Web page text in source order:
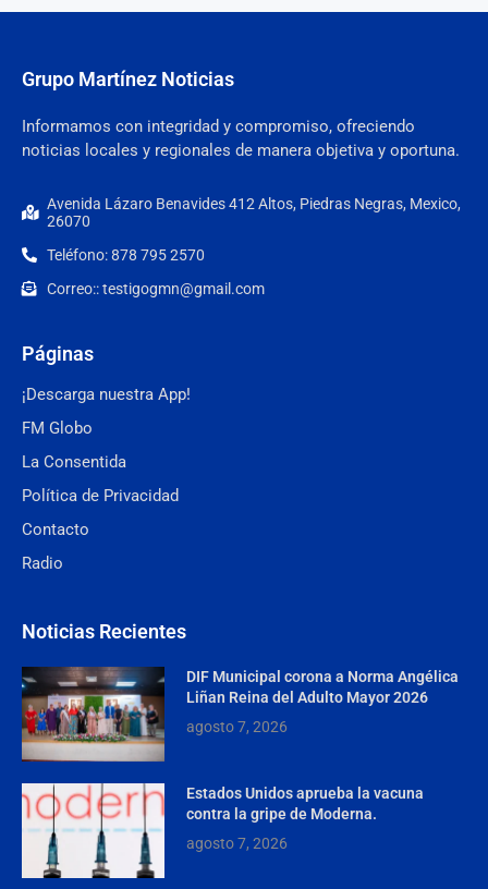
Grupo Martínez Noticias
Informamos con integridad y compromiso, ofreciendo
noticias locales y regionales de manera objetiva y oportuna.
Avenida Lázaro Benavides 412 Altos, Piedras Negras, Mexico,
26070
Teléfono: 878 795 2570
Correo:: testigogmn@gmail.com
Páginas
¡Descarga nuestra App!
FM Globo
La Consentida
Política de Privacidad
Contacto
Radio
Noticias Recientes
DIF Municipal corona a Norma Angélica
Liñan Reina del Adulto Mayor 2026
agosto 7, 2026
Estados Unidos aprueba la vacuna
contra la gripe de Moderna.
agosto 7, 2026